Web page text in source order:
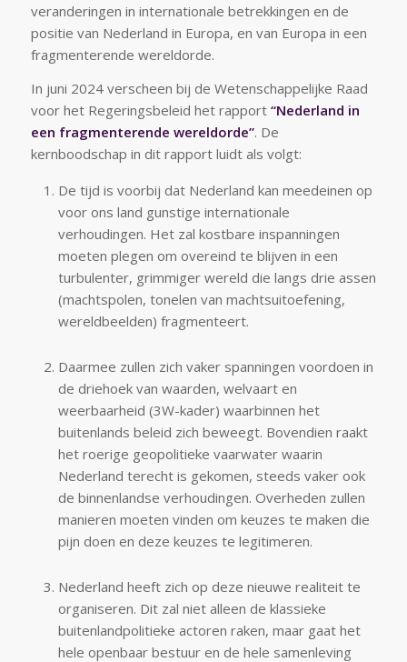
veranderingen in internationale betrekkingen en de
positie van Nederland in Europa, en van Europa in een
fragmenterende wereldorde.
In juni 2024 verscheen bij de Wetenschappelijke Raad
voor het Regeringsbeleid het rapport “Nederland in
een fragmenterende wereldorde”. De
kernboodschap in dit rapport luidt als volgt:
De tijd is voorbij dat Nederland kan meedeinen op
voor ons land gunstige internationale
verhoudingen. Het zal kostbare inspanningen
moeten plegen om overeind te blijven in een
turbulenter, grimmiger wereld die langs drie assen
(machtspolen, tonelen van machtsuitoefening,
wereldbeelden) fragmenteert.
Daarmee zullen zich vaker spanningen voordoen in
de driehoek van waarden, welvaart en
weerbaarheid (3W-kader) waarbinnen het
buitenlands beleid zich beweegt. Bovendien raakt
het roerige geopolitieke vaarwater waarin
Nederland terecht is gekomen, steeds vaker ook
de binnenlandse verhoudingen. Overheden zullen
manieren moeten vinden om keuzes te maken die
pijn doen en deze keuzes te legitimeren.
Nederland heeft zich op deze nieuwe realiteit te
organiseren. Dit zal niet alleen de klassieke
buitenlandpolitieke actoren raken, maar gaat het
hele openbaar bestuur en de hele samenleving